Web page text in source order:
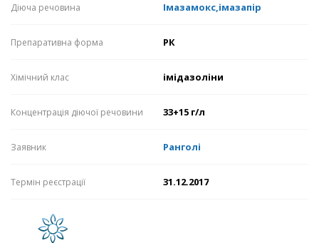
Діюча речовина Імазамокс,імазапір
Препаративна форма РК
Хімічний клас імідазоліни
Концентрація діючої речовини 33+15 г/л
Заявник Ранголі
Термін реєстрації 31.12.2017